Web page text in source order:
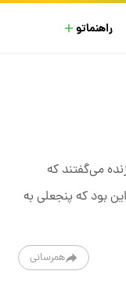
راهنماتو
می‌گفتند که
بود که پنجعلی به
همرسانی